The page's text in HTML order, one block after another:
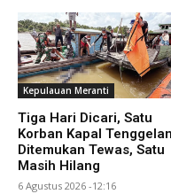
Kepulauan Meranti
Tiga Hari Dicari, Satu
Korban Kapal
Ditemukan Tewas, Satu
Masih Hilang
6 Agustus 2026 -12:16